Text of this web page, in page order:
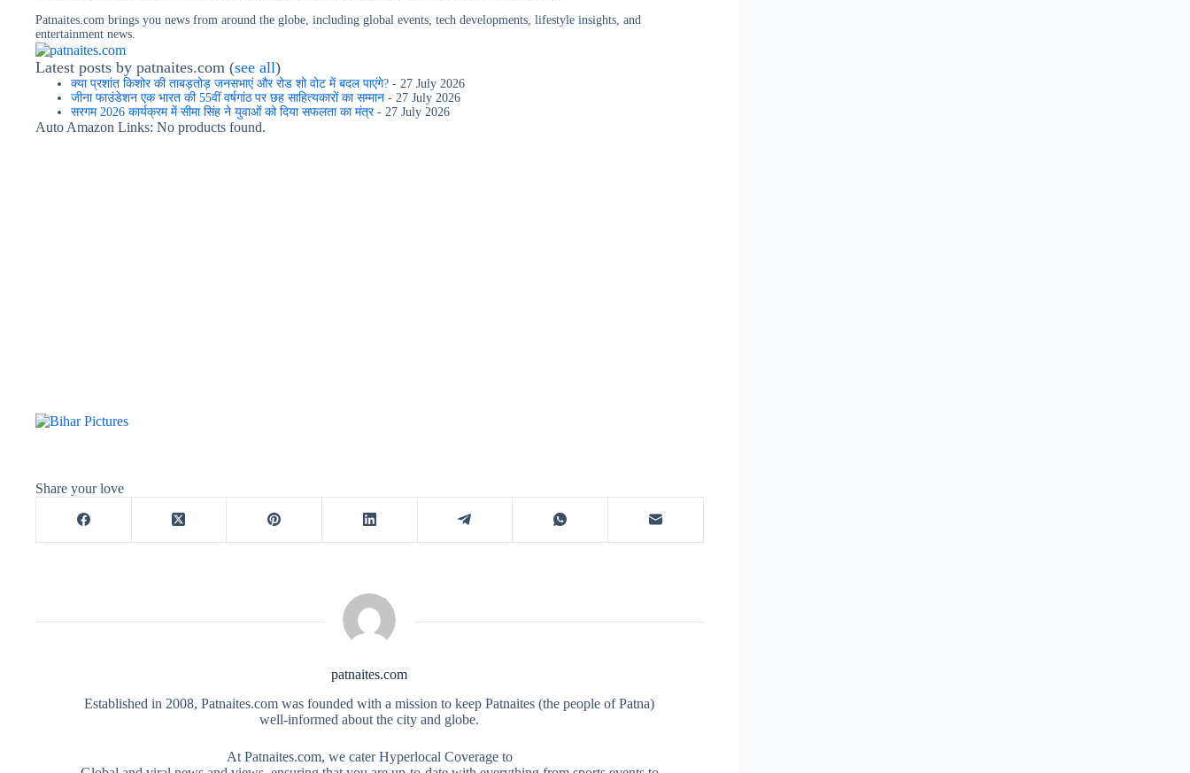
Patnaites.com brings you news from around the globe, including global events, tech developments, lifestyle insights, and
entertainment news.
Latest posts by patnaites.com (see all)
क्या प्रशांत किशोर की ताबड़तोड़ जनसभाएं और रोड शो वोट में बदल पाएंगे? - 27 July 2026
जीना फाउंडेशन एक भारत की 55वीं वर्षगांठ पर छह साहित्यकारों का सम्मान - 27 July 2026
सरगम 2026 कार्यक्रम में सीमा सिंह ने युवाओं को दिया सफलता का मंत्र- 27 July 2026
Auto Amazon Links: No products found.
Share your love
patnaites.com
Established in 2008, Patnaites.com was founded with a mission to keep Patnaites (the people of Patna)
well-informed about the city and globe.
At Patnaites.com, we cater Hyperlocal Coverage to